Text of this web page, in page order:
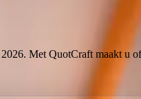
Met QuotCraft maakt u